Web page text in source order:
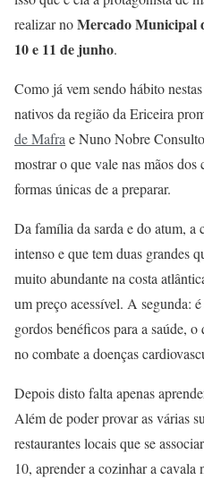
realizar noMercado Municipal
10 e 11 de junho.
Como já vem sendo hábito
nativos da região da Ericeira
de Mafra e Nuno Nobre
mostrar o que vale nas mãos
formas únicas de a preparar.
Da família da sarda e do atum, a
intenso e que tem duas grandes
muito abundante na costa
um preço acessível. A segunda:
gordos benéficos para a saúde,
no combate a doenças
Depois disto falta apenas
Além de poder provar as várias
restaurantes locais que se
10, aprender a cozinhar a